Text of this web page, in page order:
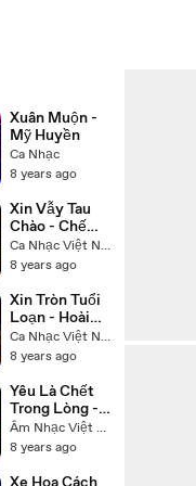
Xuân Muộn -
Mỹ Huyền
Ca Nhạc
8 years ago
Xin Vẫy Tau
Chào - Chế
Linh
Ca Nhạc Việt Nam
8 years ago
Xin Tròn Tuổi
Loạn - Hoài
Linh Trường
Vũ
Ca Nhạc Việt Nam
8 years ago
Yêu Là Chết
Trong Lòng -
Hạ Vy
Âm Nhạc Việt Nam
8 years ago